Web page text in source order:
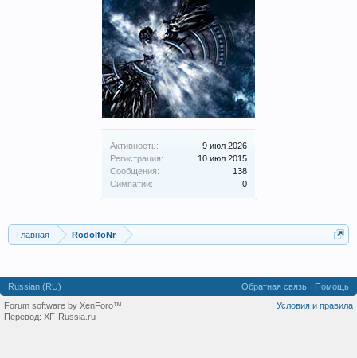
Активность:
9 июл 2026
Регистрация:
10 июл 2015
Сообщения:
138
Симпатии:
0
Главная RodolfoNr
Russian (RU) Обратная связь
Помощь
Условия и правила
Forum software by XenForo™
Перевод: XF-Russia.ru